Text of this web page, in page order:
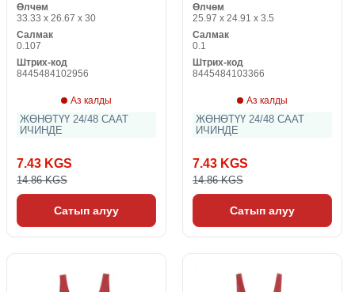
Өлчөм
33.33 x 26.67 x 30
Салмак
0.107
Штрих-код
8445484102956
Аз калды
ЖӨНӨТҮҮ 24/48 СААТ
ИЧИНДЕ
7.43 KGS
14.86 KGS
Сатып алуу
Өлчөм
25.97 x 24.91 x 3.5
Салмак
0.1
Штрих-код
8445484103366
Аз калды
ЖӨНӨТҮҮ 24/48 СААТ
ИЧИНДЕ
7.43 KGS
14.86 KGS
Сатып алуу